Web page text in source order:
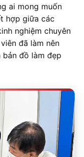
ai mong muốn
hợp giữa các
nghiệm chuyên
đã làm nên
đồ làm đẹp